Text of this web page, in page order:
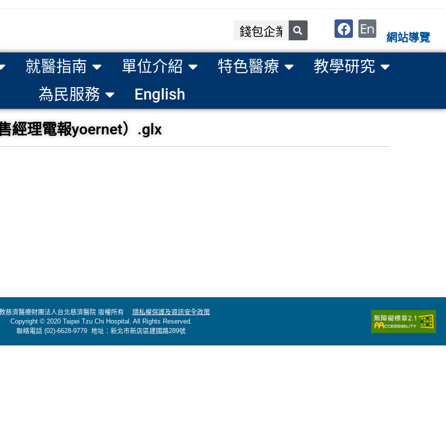
網站導覽
就醫指南 單位介紹 特色醫療
教學研究
為民服務
English
經理電報yoernet）.glx
慈濟醫療財團法人台北慈濟醫院 版權所有 隱私權保護及資訊安全政策
Copyright © 2020 Taipei Tzu Chi Hospital. All Rights Reserved.
聯絡電話 (02)-6628-9779 地址：新北市新店區建國路289號